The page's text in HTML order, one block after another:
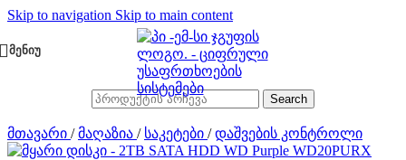
Skip to navigation Skip to main content
ᲛᲔᲜᲘᲣ
Search
მთავარი / მაღაზია / საკეტები / დაშვების კონტროლი